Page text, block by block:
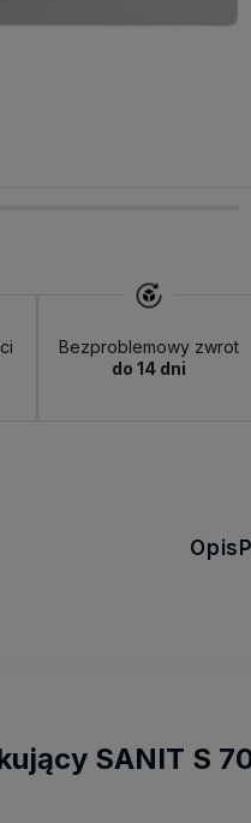
Bezproblemowy zwrot
do 14 dni
Opis
SANIT S